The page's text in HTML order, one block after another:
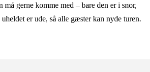
må gerne komme med – bare den er i snor,
er ude, så alle gæster kan nyde turen.